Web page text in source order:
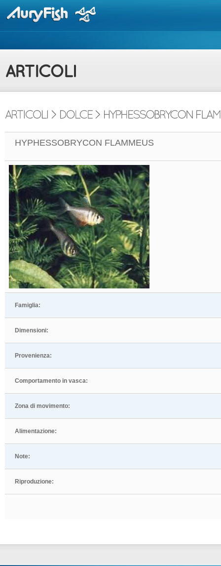
HYPHESSOBRYCON FLAMMEUS
Famiglia:
Dimensioni:
Provenienza:
Comportamento in vasca:
Zona di movimento:
Alimentazione:
Note:
Riproduzione: